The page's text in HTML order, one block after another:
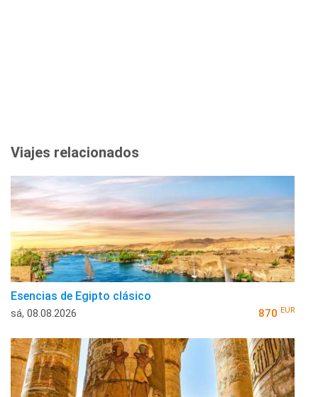
Viajes relacionados
Esencias de Egipto clásico
sá, 08.08.2026 870 EUR